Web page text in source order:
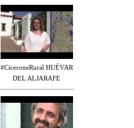
#CiceroneRural HUÉVAR
DEL ALJARAFE